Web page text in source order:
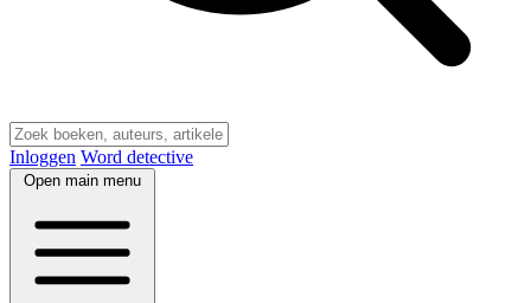
Inloggen Word detective
Open main menu